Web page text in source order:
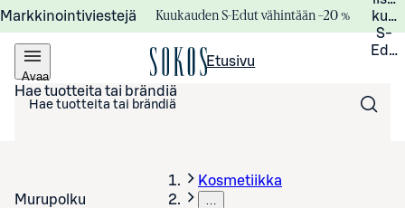
Markkinointiviestejä Kuukauden S-Edut vähintään –20 %
S-
Avaa
valikko
Etusivu
Hae tuotteita tai brändiä
Murupolku
Kosmetiikka
…